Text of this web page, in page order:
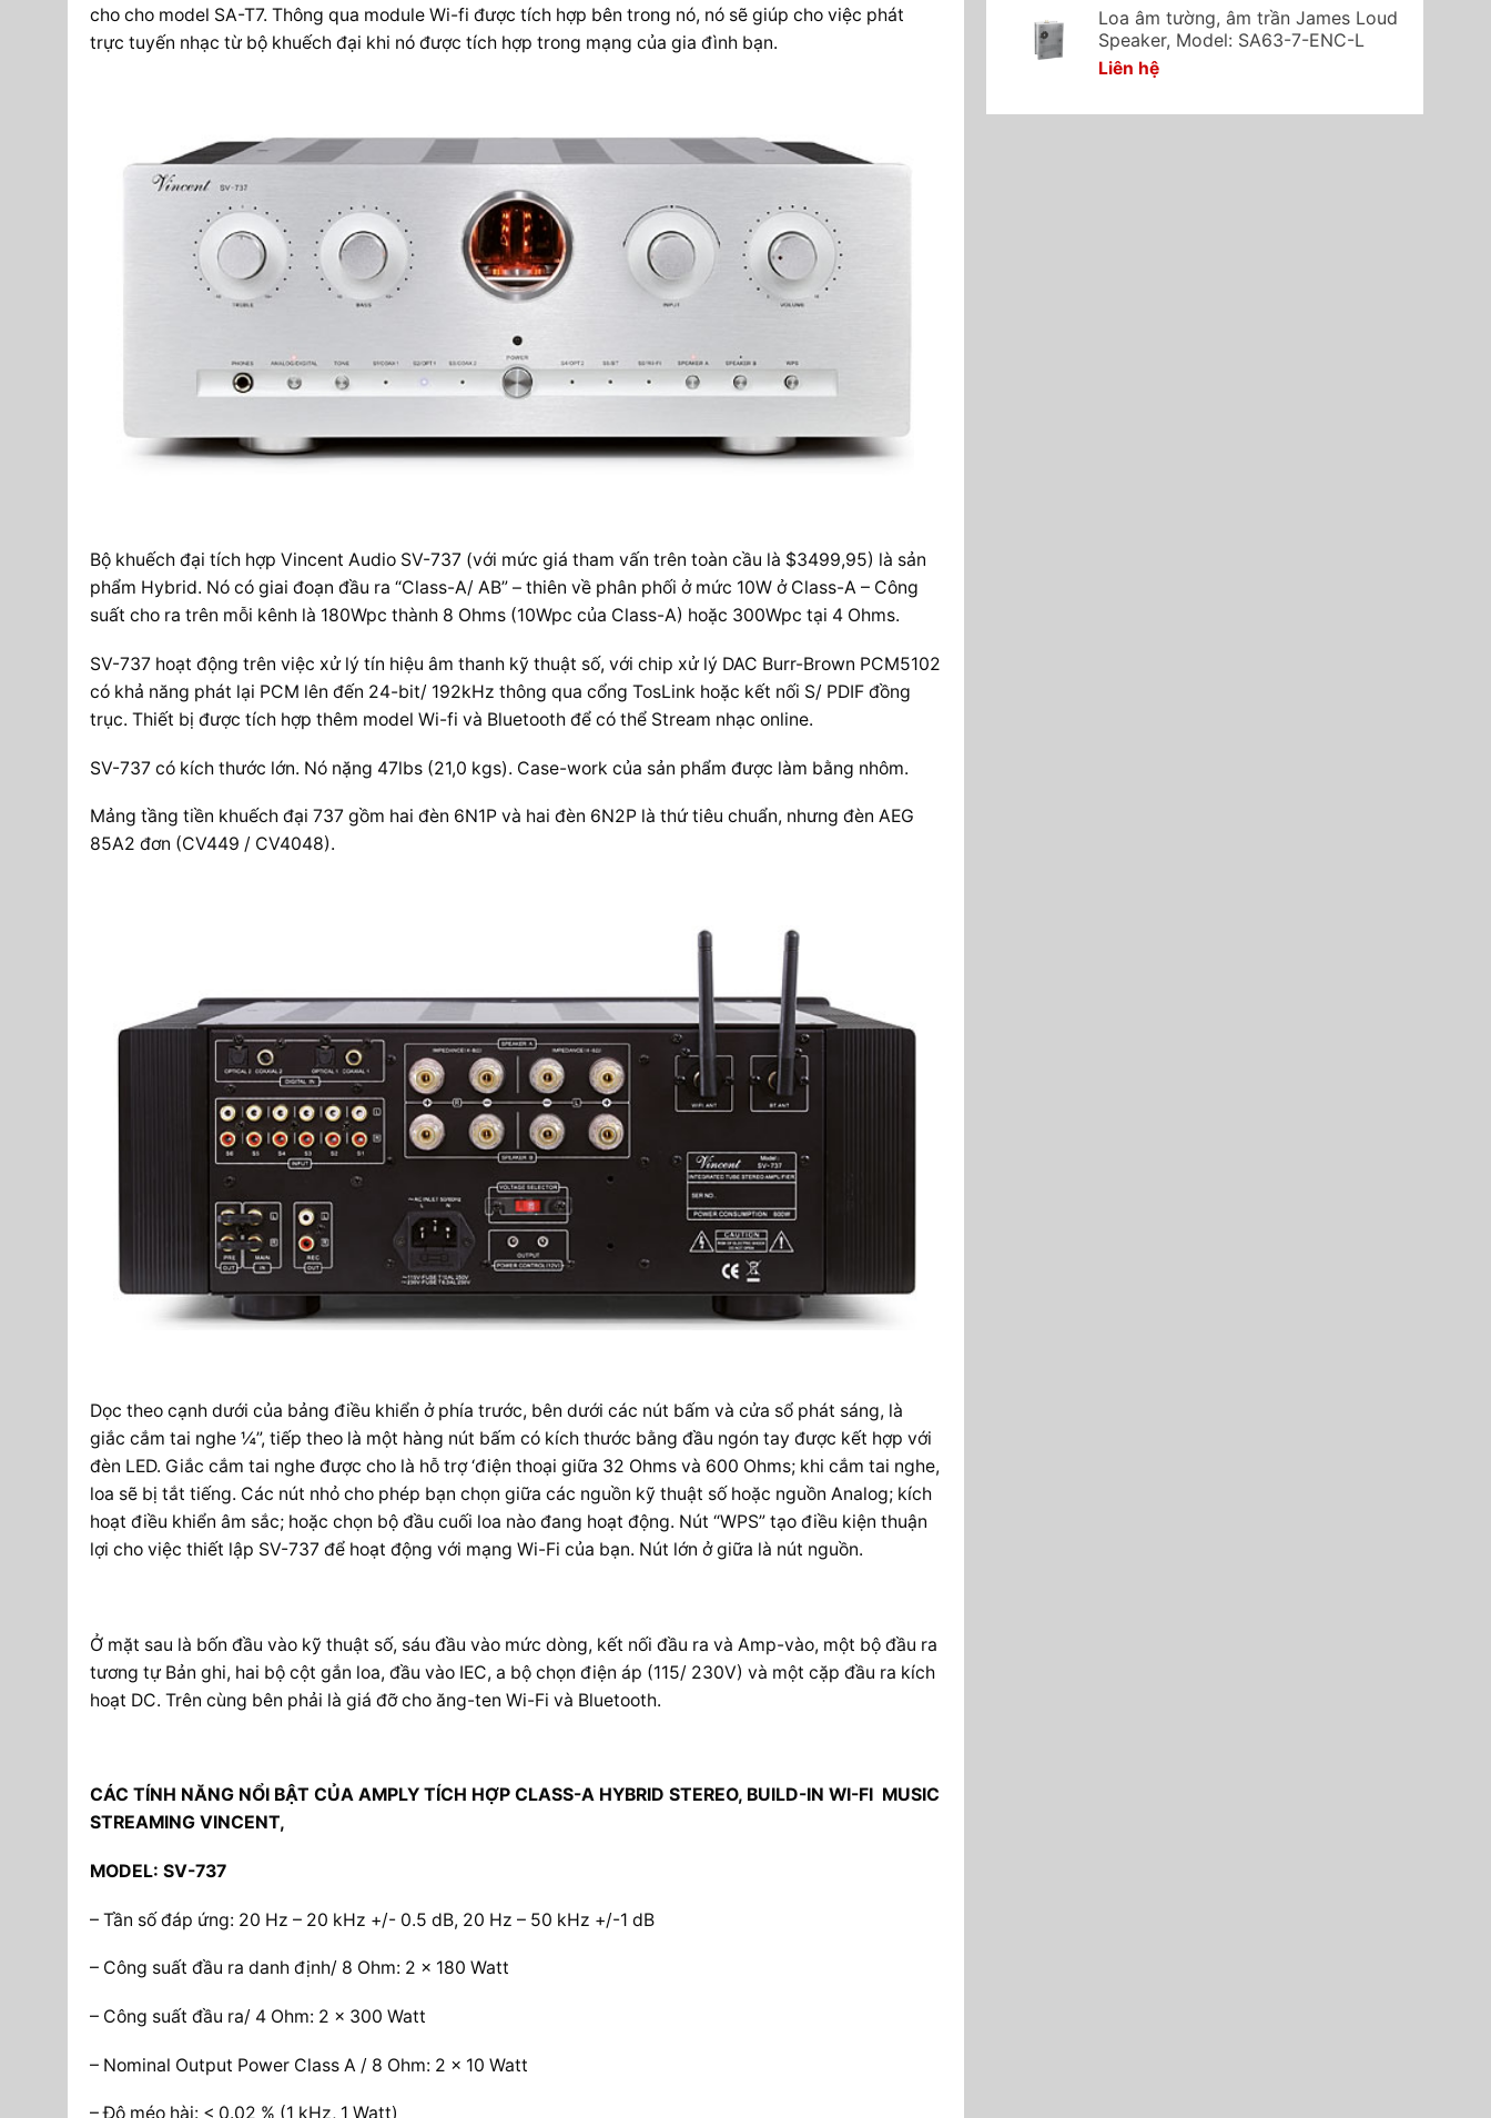
cho cho model SA-T7. Thông qua module Wi-fi được tích hợp bên trong nó, nó sẽ giúp cho việc phát
trực tuyến nhạc từ bộ khuếch đại khi nó được tích hợp trong mạng của gia đình bạn.
Bộ khuếch đại tích hợp Vincent Audio SV-737 (với mức giá tham vấn trên toàn cầu là $3499,95) là sản
phẩm Hybrid. Nó có giai đoạn đầu ra “Class-A/ AB” – thiên về phân phối ở mức 10W ở Class-A – Công
suất cho ra trên mỗi kênh là 180Wpc thành 8 Ohms (10Wpc của Class-A) hoặc 300Wpc tại 4 Ohms.
SV-737 hoạt động trên việc xử lý tín hiệu âm thanh kỹ thuật số, với chip xử lý DAC Burr-Brown PCM5102
có khả năng phát lại PCM lên đến 24-bit/ 192kHz thông qua cổng TosLink hoặc kết nối S/ PDIF đồng
trục. Thiết bị được tích hợp thêm model Wi-fi và Bluetooth để có thể Stream nhạc online.
SV-737 có kích thước lớn. Nó nặng 47lbs (21,0 kgs). Case-work của sản phẩm được làm bằng nhôm.
Mảng tầng tiền khuếch đại 737 gồm hai đèn 6N1P và hai đèn 6N2P là thứ tiêu chuẩn, nhưng đèn AEG
85A2 đơn (CV449 / CV4048).
Dọc theo cạnh dưới của bảng điều khiển ở phía trước, bên dưới các nút bấm và cửa sổ phát sáng, là
giắc cắm tai nghe ¼”, tiếp theo là một hàng nút bấm có kích thước bằng đầu ngón tay được kết hợp với
đèn LED. Giắc cắm tai nghe được cho là hỗ trợ ‘điện thoại giữa 32 Ohms và 600 Ohms; khi cắm tai nghe,
loa sẽ bị tắt tiếng. Các nút nhỏ cho phép bạn chọn giữa các nguồn kỹ thuật số hoặc nguồn Analog; kích
hoạt điều khiển âm sắc; hoặc chọn bộ đầu cuối loa nào đang hoạt động. Nút “WPS” tạo điều kiện thuận
lợi cho việc thiết lập SV-737 để hoạt động với mạng Wi-Fi của bạn. Nút lớn ở giữa là nút nguồn.
Ở mặt sau là bốn đầu vào kỹ thuật số, sáu đầu vào mức dòng, kết nối đầu ra và Amp-vào, một bộ đầu ra
tương tự Bản ghi, hai bộ cột gắn loa, đầu vào IEC, a bộ chọn điện áp (115/ 230V) và một cặp đầu ra kích
hoạt DC. Trên cùng bên phải là giá đỡ cho ăng-ten Wi-Fi và Bluetooth.
CÁC TÍNH NĂNG NỔI BẬT CỦA AMPLY TÍCH HỢP CLASS-A HYBRID STEREO, BUILD-IN WI-FI MUSIC
STREAMING VINCENT,
MODEL: SV-737
– Tần số đáp ứng: 20 Hz – 20 kHz +/- 0.5 dB, 20 Hz – 50 kHz +/-1 dB
– Công suất đầu ra danh định/ 8 Ohm: 2 x 180 Watt
– Công suất đầu ra/ 4 Ohm: 2 x 300 Watt
– Nominal Output Power Class A / 8 Ohm: 2 x 10 Watt
– Độ méo hài: < 0.02 % (1 kHz, 1 Watt)
Loa âm tường, âm trần James Loud
Speaker, Model: SA63-7-ENC-L
Liên hệ